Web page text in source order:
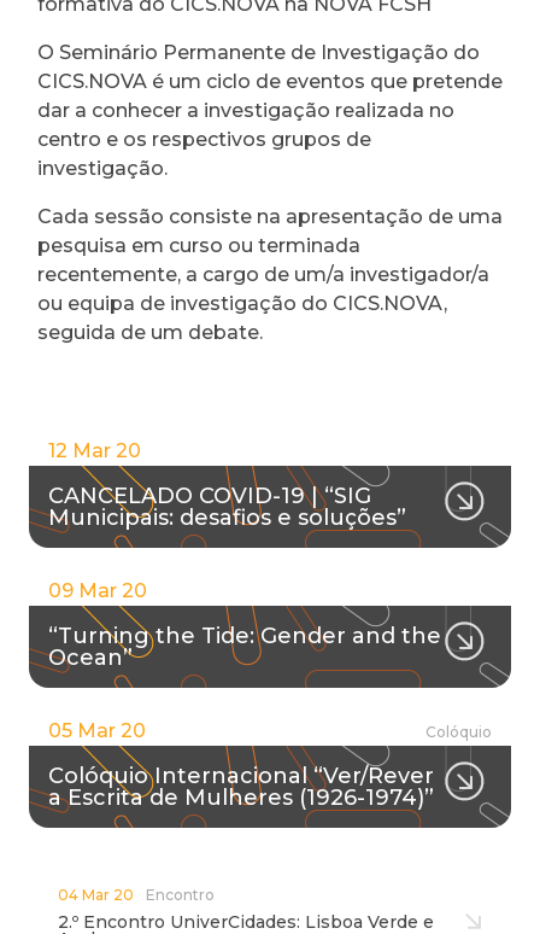
O Seminário Permanente de Investigação do
CICS.NOVA é um ciclo de eventos que pretende
dar a conhecer a investigação realizada no
centro e os respectivos grupos de
investigação.
Cada sessão consiste na apresentação de uma
pesquisa em curso ou terminada
recentemente, a cargo de um/a investigador/a
ou equipa de investigação do CICS.NOVA,
seguida de um debate.
12 Mar 20
CANCELADO COVID-19 | “SIG
Municipais: desafios e soluções”
09 Mar 20
“Turning the Tide: Gender and the
Ocean”
05 Mar 20 Colóquio
Colóquio Internacional “Ver/Rever
a Escrita de Mulheres (1926-1974)”
04 Mar 20 Encontro
2.º Encontro UniverCidades: Lisboa Verde e